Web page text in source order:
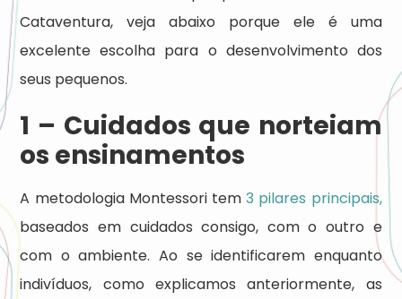
Cataventura, veja abaixo porque ele é uma
excelente escolha para o desenvolvimento dos
seus pequenos.
1 – Cuidados que norteiam
os ensinamentos
A metodologia Montessori tem3 pilares principais,
baseados em cuidados consigo, com o outro e
com o ambiente. Ao se identificarem enquanto
indivíduos, como explicamos anteriormente, as